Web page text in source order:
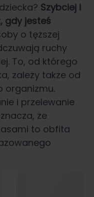
Szybciej i
gdy jesteś
o tęższej
ruchy
To, od którego
zależy także od
organizmu.
i przelewanie
że
to obfita